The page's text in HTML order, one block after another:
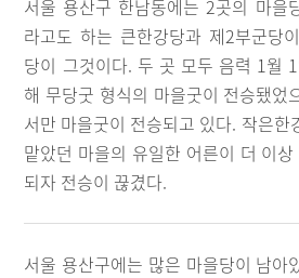
서울 용산구 한남동에는 2곳의 마을
라고도 하는 큰한강당과 제2부군당
당이 그것이다. 두 곳 모두 음력 1월
해 무당굿 형식의 마을굿이 전승됐었
서만 마을굿이 전승되고 있다. 작은한
맡았던 마을의 유일한 어른이 더 이
되자 전승이 끊겼다.
서울 용산구에는 많은 마을당이 남아